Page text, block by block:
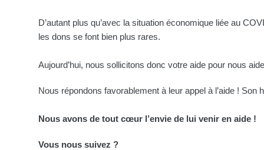
D’autant plus qu’avec la situation économique liée au
les dons se font bien plus rares.
Aujourd’hui, nous sollicitons donc votre aide pour nous
Nous répondons favorablement à leur appel à l’aide ! Son
Nous avons de tout cœur l’envie de lui venir en aide !
Vous nous suivez ?